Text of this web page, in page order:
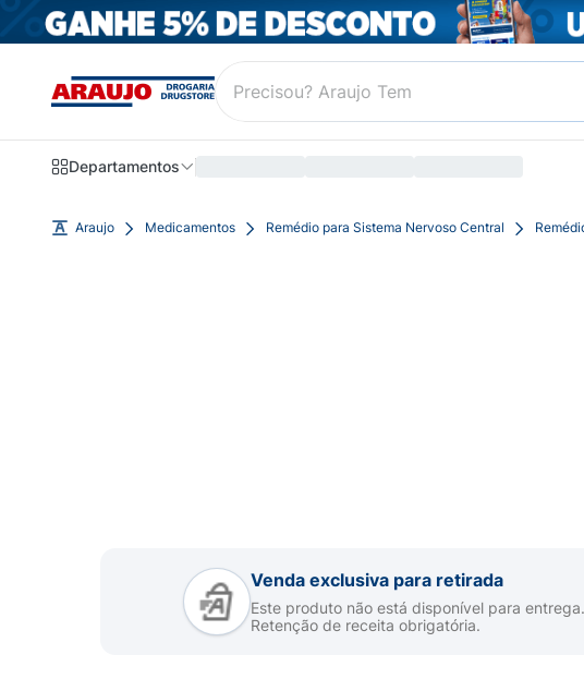
Departamentos
Araujo Medicamentos Remédio para Sistema Nervoso Central
Venda exclusiva para retirada
Este produto não está disponível para entrega.
Retenção de receita obrigatória.